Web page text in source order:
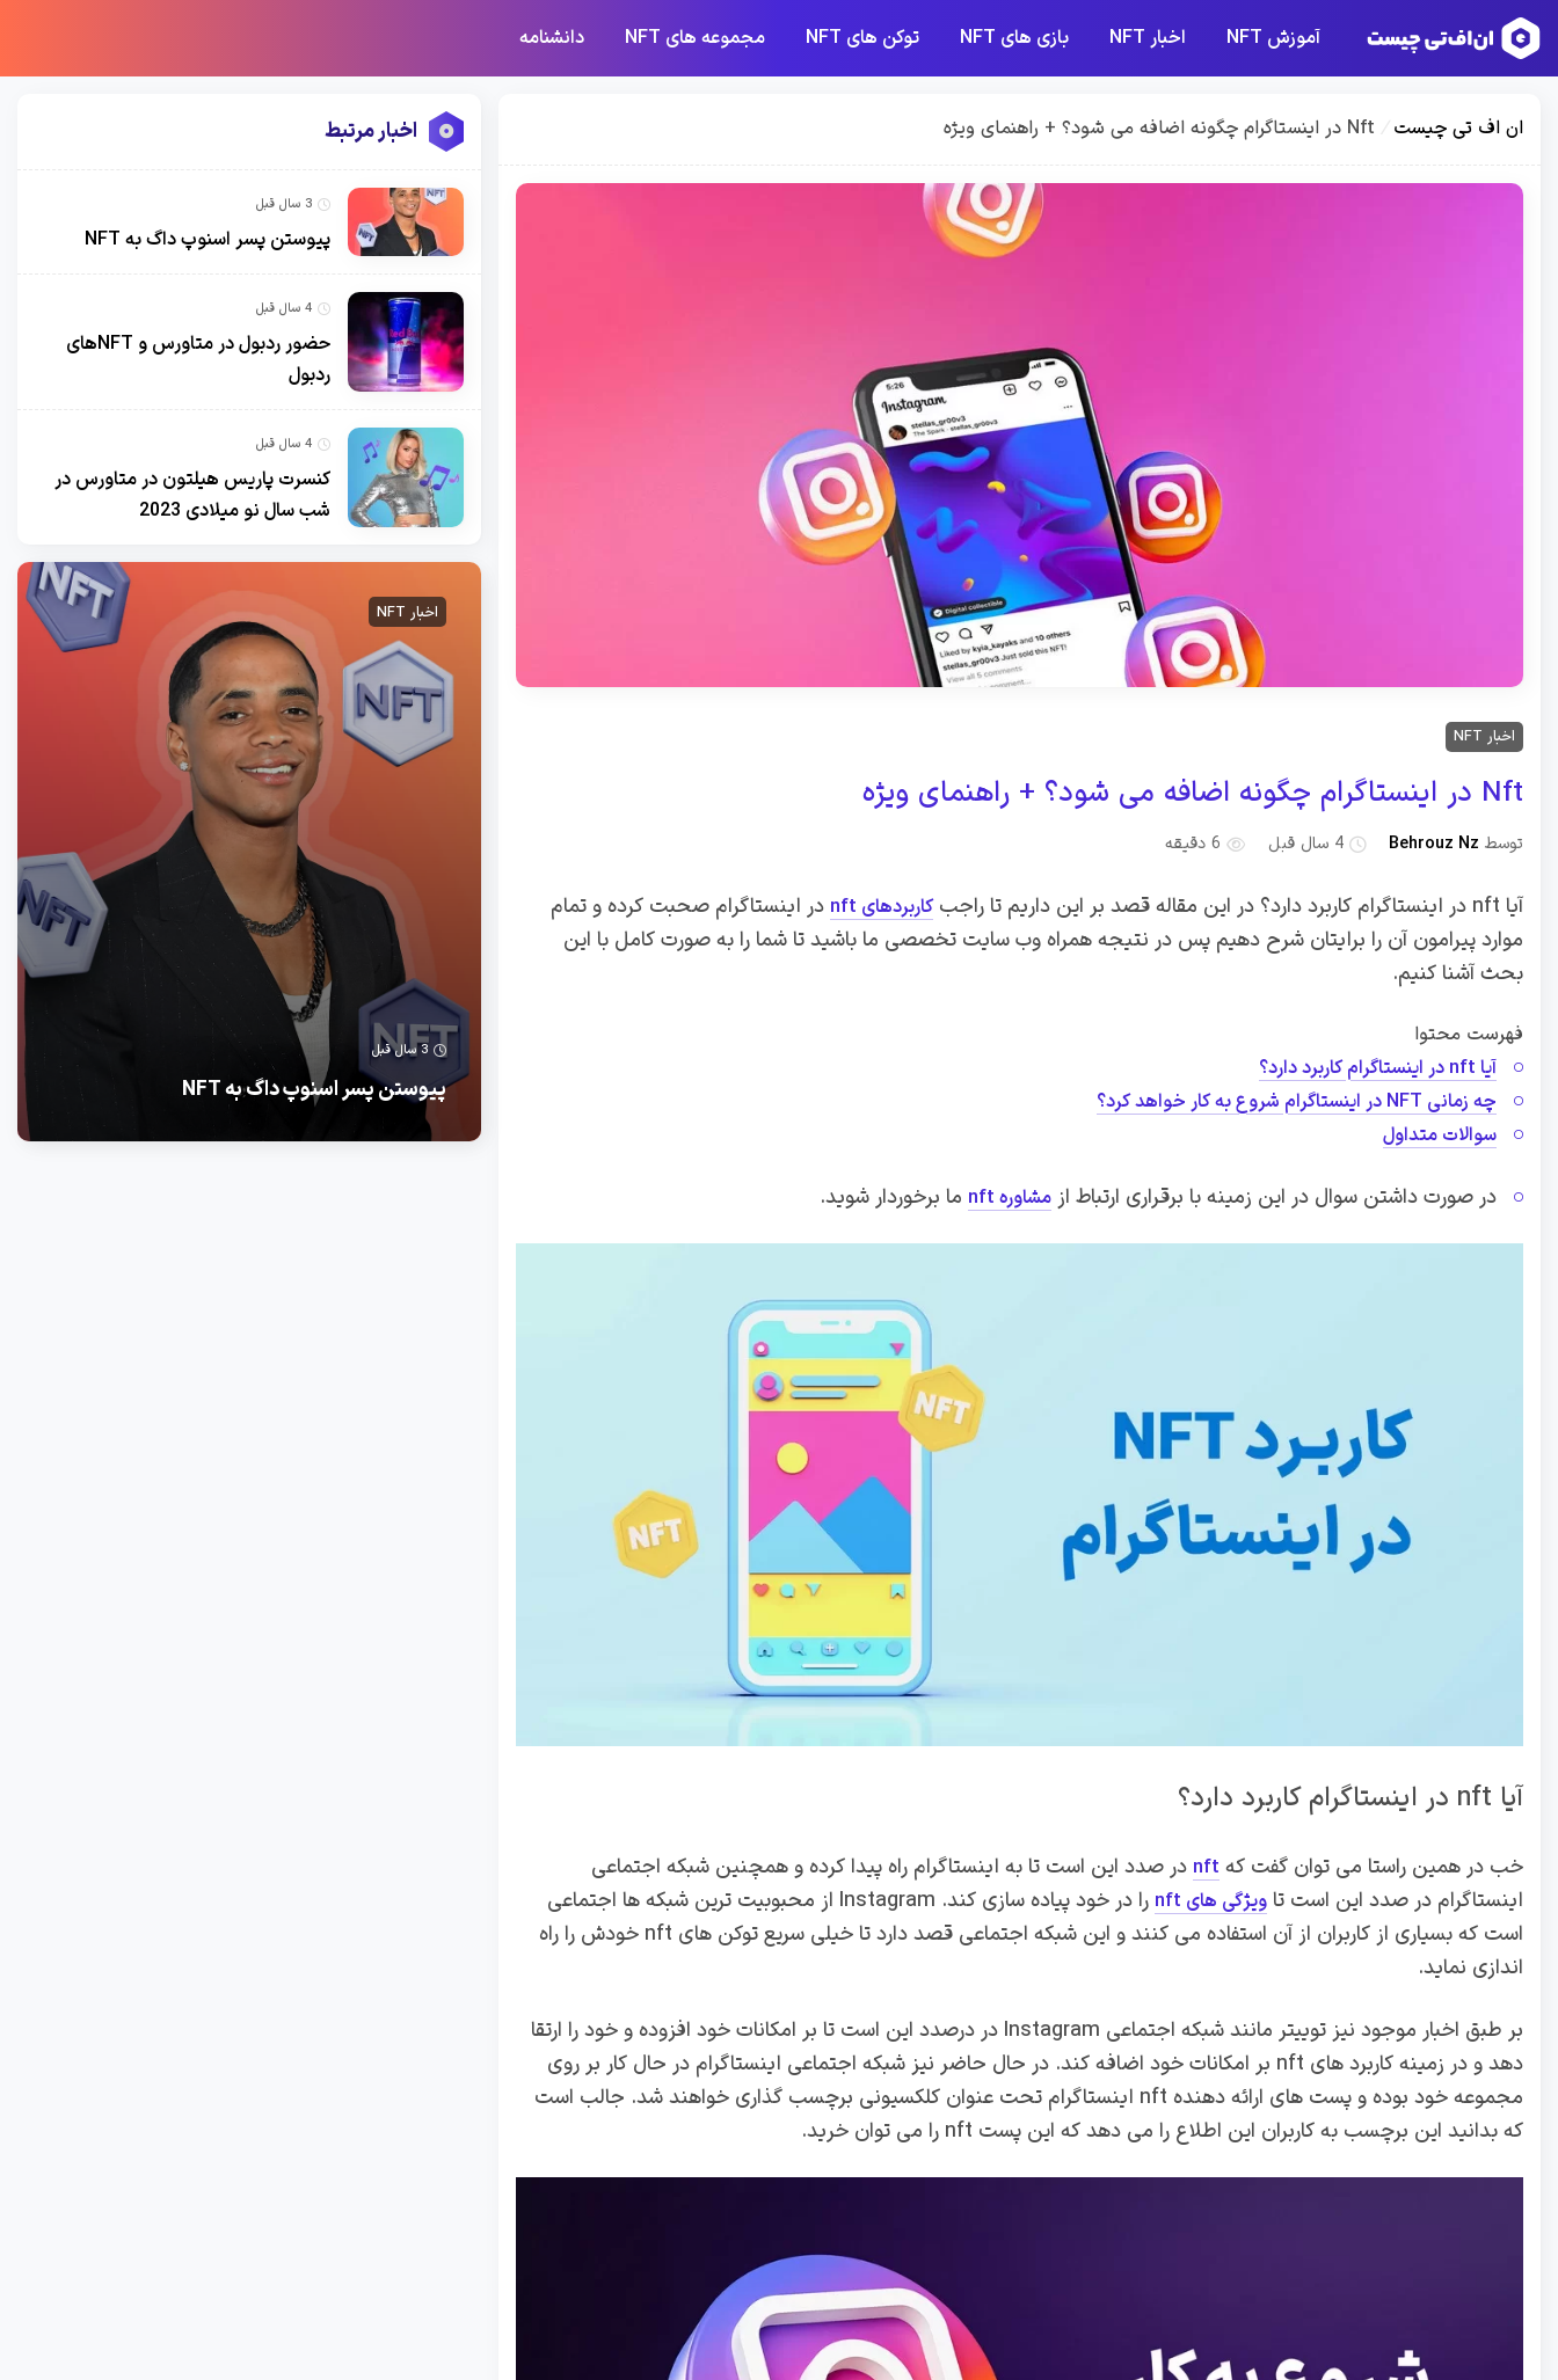
آموزش NFT اخبار NFT بازی های NFT توکن های NFT مجموعه های NFT دانشنامه
ان اف تی چیست Nft در اینستاگرام چگونه اضافه می شود؟‌ + راهنمای ویژه
اخبار NFT
Nft در اینستاگرام چگونه اضافه می شود؟‌ + راهنمای ویژه
توسط Behrouz Nz 4 سال قبل 6 دقیقه
آیا nft در اینستاگرام کاربرد دارد؟ در این مقاله قصد بر این داریم تا راجب کاربردهای nft
در اینستاگرام صحبت کرده و تمام
موارد پیرامون آن را برایتان شرح دهیم پس در نتیجه همراه وب سایت تخصصی ما باشید تا شما را به صورت کامل با این
بحث آشنا کنیم.
فهرست محتوا
آیا nft در اینستاگرام کاربرد دارد؟
چه زمانی NFT در اینستاگرام شروع به کار خواهد کرد؟
سوالات متداول
در صورت داشتن سوال در این زمینه با برقراری ارتباط از مشاوره nft ما برخوردار شوید.
آیا nft در اینستاگرام کاربرد دارد؟
خب در همین راستا می توان گفت که nft در صدد این است تا به اینستاگرام راه پیدا کرده و همچنین شبکه اجتماعی
اینستاگرام در صدد این است تا ویژگی های nft
را در خود پیاده سازی کند. Instagram از محبوبیت ترین شبکه ها اجتماعی
است که بسیاری از کاربران از آن استفاده می کنند و این شبکه اجتماعی قصد دارد تا خیلی سریع توکن های nft خودش را راه
اندازی نماید.
بر طبق اخبار موجود نیز توییتر مانند شبکه اجتماعی Instagram در درصدد این است تا بر امکانات خود افزوده و خود را ارتقا
دهد و در زمینه کاربرد های nft بر امکانات خود اضافه کند. در حال حاضر نیز شبکه اجتماعی اینستاگرام در حال کار بر روی
مجموعه خود بوده و پست های ارائه دهنده nft اینستاگرام تحت عنوان کلکسیونی برچسب گذاری خواهند شد. جالب است
که بدانید این برچسب به کاربران این اطلاع را می دهد که این پست nft را می توان خرید.
اخبار مرتبط
3 سال قبل
پیوستن پسر اسنوپ داگ به NFT
4 سال قبل
حضور ردبول در متاورس و NFTهای
ردبول
4 سال قبل
کنسرت پاریس هیلتون در متاورس در
شب سال نو میلادی 2023
اخبار NFT
3 سال قبل
پیوستن پسر اسنوپ داگ به NFT